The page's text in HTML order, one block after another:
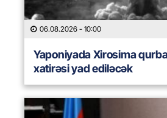
06.08.2026 - 10:00
Yaponiyada Xirosima
xatirəsi yad ediləcək